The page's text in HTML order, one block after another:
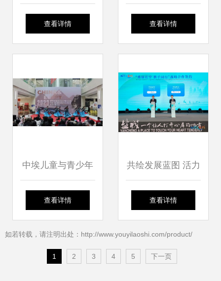
苏·陕西书法名家精
现代美术馆隆重启
幕
查看详情
丝路 文艺盛宴点亮
查看详情
中埃儿童与青少年
文化艺术交流作品
办
查看详情
共绘发展蓝图 活力
盐城文化旅游嘉年
查看详情
如若转载，请注明出处：http://www.youyilaoshi.com/product/
1 2 3 4 5 下一页